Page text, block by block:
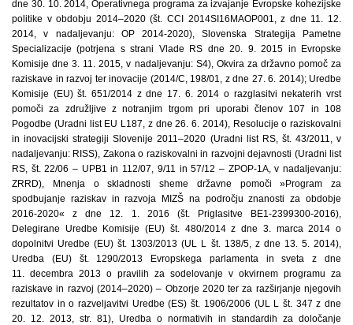
dne 30. 10. 2014, Operativnega programa za izvajanje Evropske kohezijske
politike v obdobju 2014–2020 (št. CCI 2014SI16MAOP001, z dne 11. 12.
2014, v nadaljevanju: OP 2014-2020), Slovenska Strategija Pametne
Specializacije (potrjena s strani Vlade RS dne 20. 9. 2015 in Evropske
Komisije dne 3. 11. 2015, v nadaljevanju: S4), Okvira za državno pomoč za
raziskave in razvoj ter inovacije (2014/C, 198/01, z dne 27. 6. 2014); Uredbe
Komisije (EU) št. 651/2014 z dne 17. 6. 2014 o razglasitvi nekaterih vrst
pomoči za združljive z notranjim trgom pri uporabi členov 107 in 108
Pogodbe (Uradni list EU L187, z dne 26. 6. 2014), Resolucije o raziskovalni
in inovacijski strategiji Slovenije 2011–2020 (Uradni list RS, št. 43/2011, v
nadaljevanju: RISS), Zakona o raziskovalni in razvojni dejavnosti (Uradni list
RS, št. 22/06 – UPB1 in 112/07, 9/11 in 57/12 – ZPOP-1A, v nadaljevanju:
ZRRD), Mnenja o skladnosti sheme državne pomoči »Program za
spodbujanje raziskav in razvoja MIZŠ na področju znanosti za obdobje
2016-2020« z dne 12. 1. 2016 (št. Priglasitve BE1-2399300-2016),
Delegirane Uredbe Komisije (EU) št. 480/2014 z dne 3. marca 2014 o
dopolnitvi Uredbe (EU) št. 1303/2013 (UL L št. 138/5, z dne 13. 5. 2014),
Uredba (EU) št. 1290/2013 Evropskega parlamenta in sveta z dne
11. decembra 2013 o pravilih za sodelovanje v okvirnem programu za
raziskave in razvoj (2014–2020) – Obzorje 2020 ter za razširjanje njegovih
rezultatov in o razveljavitvi Uredbe (ES) št. 1906/2006 (UL L št. 347 z dne
20. 12. 2013, str. 81), Uredba o normativih in standardih za določanje